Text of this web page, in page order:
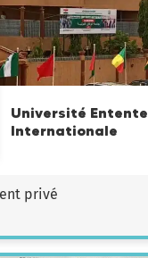
Université Entente
Internationale
privé